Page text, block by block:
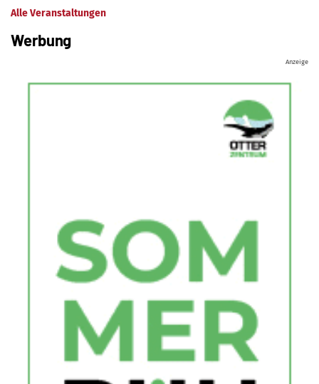
Alle Veranstaltungen
Werbung
Anzeige